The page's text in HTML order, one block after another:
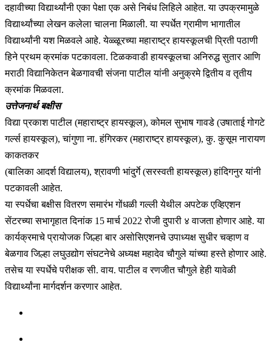
दहावीच्या विद्यार्थ्यांनी एका पेक्षा एक असे निबंध लिहिले आहेत. या उपक्रमामुळे
विद्यार्थ्यांच्या लेखन कलेला चालना मिळाली. या स्पर्धेत ग्रामीण भागातील
विद्यार्थ्यांनी यश मिळवले आहे. येळ्ळूरच्या महाराष्ट्र हायस्कूलची प्रिती पठाणी
हिने प्रथम क्रमांक पटकावला. टिळकवाडी हायस्कूलचा अनिरुद्ध सुतार आणि
मराठी विद्यानिकेतन बेळगावची संजना पाटील यांनी अनुक्रमे द्वितीय व तृतीय
क्रमांक मिळवला.
उत्तेजनार्थ बक्षीस
विद्या प्रकाश पाटील (महाराष्ट्र हायस्कूल), कोमल सुभाष गावडे (उषाताई गोगटे
गर्ल्स हायस्कूल), चांगुणा ना. हंगिरकर (महाराष्ट्र हायस्कूल), कु. कुसूम नारायण
काकतकर
(बालिका आदर्श विद्यालय), श्रावणी भांदुर्गे (सरस्वती हायस्कूल) हांदिगनुर यांनी
पटकावली आहेत.
या स्पर्धेचा बक्षीस वितरण समारंभ गोंधळी गल्ली येथील अपटेक एव्हिएशन
सेंटरच्या सभागृहात दिनांक 15 मार्च 2022 रोजी दुपारी ४ वाजता होणार आहे. या
कार्यक्रमाचे प्रायोजक जिल्हा बार असोसिएशनचे उपाध्यक्ष सुधीर चव्हाण व
बेळगाव जिल्हा लघुउद्योग संघटनेचे अध्यक्ष महादेव चौगुले यांच्या हस्ते होणार आहे.
तसेच या स्पर्धेचे परीक्षक सी. वाय. पाटील व रणजीत चौगुले हेही यावेळी
विद्यार्थ्यांना मार्गदर्शन करणार आहेत.